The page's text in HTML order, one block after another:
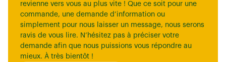
revienne vers vous au plus vite ! Que ce soit pour une
commande, une demande d’information ou
simplement pour nous laisser un message, nous serons
ravis de vous lire. N’hésitez pas à préciser votre
demande afin que nous puissions vous répondre au
mieux. À très bientôt !